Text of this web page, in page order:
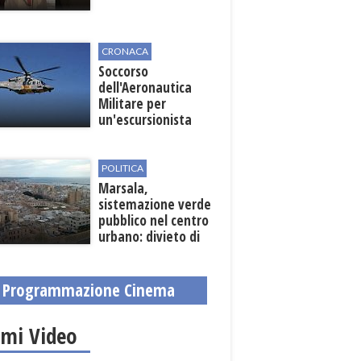
CRONACA
Soccorso
dell'Aeronautica
Militare per
un'escursionista
POLITICA
Marsala,
sistemazione verde
pubblico nel centro
urbano: divieto di
Programmazione Cinema
Video